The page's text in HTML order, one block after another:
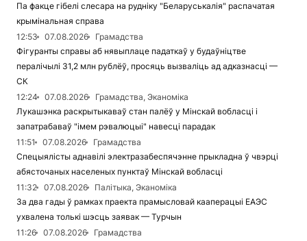
Па факце гібелі слесара на рудніку "Беларуськалія" распачатая
крымінальная справа
12:53
07.08.2026
Грамадства
Фігуранты справы аб нявыплаце падаткаў у будаўніцтве
пералічылі 31,2 млн рублёў, просяць вызваліць ад адказнасці —
СК
12:24
07.08.2026
Грамадства, Эканоміка
Лукашэнка раскрытыкаваў стан палёў у Мінскай вобласці і
запатрабаваў "імем рэвалюцыі" навесці парадак
11:51
07.08.2026
Грамадства
Спецыялісты аднавілі электразабеспячэнне прыкладна ў чвэрці
абясточаных населеных пунктаў Мінскай вобласці
11:32
07.08.2026
Палітыка, Эканоміка
За два гады ў рамках праекта прамысловай кааперацыі ЕАЭС
ухвалена толькі шэсць заявак — Турчын
11:26
07.08.2026
Грамадства